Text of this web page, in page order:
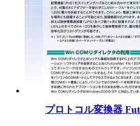
プロトコル変換器